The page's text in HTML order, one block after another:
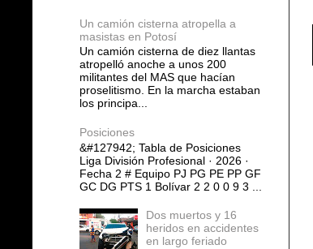
Un camión cisterna atropella a
masistas en Potosí
Un camión cisterna de diez llantas
atropelló anoche a unos 200
militantes del MAS que hacían
proselitismo. En la marcha estaban
los principa...
Posiciones
&#127942; Tabla de Posiciones
Liga División Profesional · 2026 ·
Fecha 2 # Equipo PJ PG PE PP GF
GC DG PTS 1 Bolívar 2 2 0 0 9 3 ...
Dos muertos y 16
heridos en accidentes
en largo feriado